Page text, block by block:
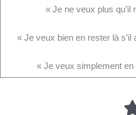
« Je ne veux plus qu’il
« Je veux bien en rester là
« Je veux simplement